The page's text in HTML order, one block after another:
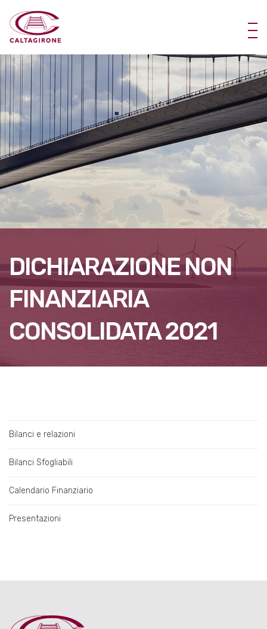
DICHIARAZIONE NON
FINANZIARIA
CONSOLIDATA 2021
Bilanci e relazioni
Bilanci Sfogliabili
Calendario Finanziario
Presentazioni